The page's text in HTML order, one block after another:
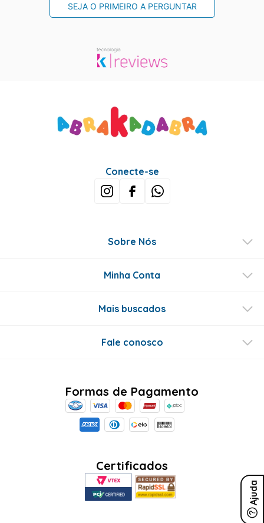
SEJA O PRIMEIRO A PERGUNTAR
Ajuda
Conecte-se
Sobre Nós
Minha Conta
Mais buscados
Fale conosco
Formas de Pagamento
Certificados